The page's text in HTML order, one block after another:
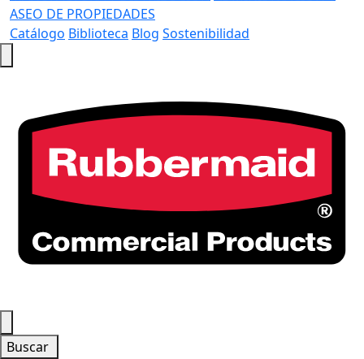
ASEO DE PROPIEDADES
Catálogo Biblioteca Blog Sostenibilidad
Buscar